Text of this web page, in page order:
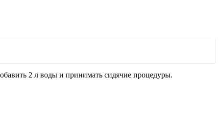
2 л воды и принимать сидячие процедуры.